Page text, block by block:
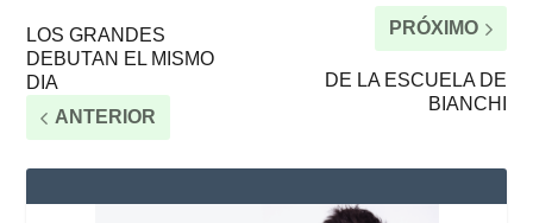
LOS GRANDES
DEBUTAN EL MISMO
DIA
ANTERIOR
PRÓXIMO
DE LA ESCUELA DE
BIANCHI